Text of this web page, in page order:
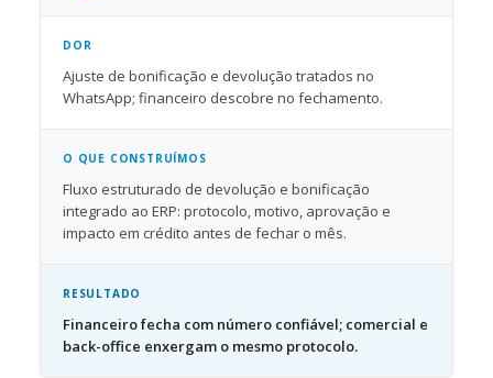
DOR
Ajuste de bonificação e devolução tratados no
WhatsApp; financeiro descobre no fechamento.
O QUE CONSTRUÍMOS
Fluxo estruturado de devolução e bonificação
integrado ao ERP: protocolo, motivo, aprovação e
impacto em crédito antes de fechar o mês.
RESULTADO
Financeiro fecha com número confiável; comercial e
back-office enxergam o mesmo protocolo.